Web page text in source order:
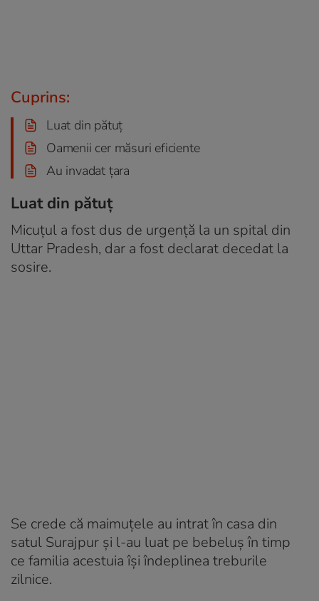
Cuprins:
Luat din pătuț
Oamenii cer măsuri eficiente
Au invadat țara
Luat din pătuț
Micuțul a fost dus de urgență la un spital din
Uttar Pradesh, dar a fost declarat decedat la
sosire.
Se crede că maimuțele au intrat în casa din
satul Surajpur și l-au luat pe bebeluș în timp
ce familia acestuia își îndeplinea treburile
zilnice.